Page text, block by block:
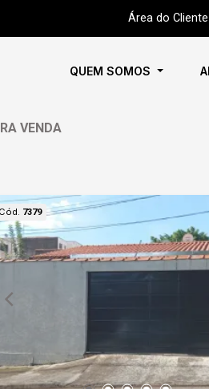
Área do Cliente
QUEM SOMOS
VENDA
Cód. 7379